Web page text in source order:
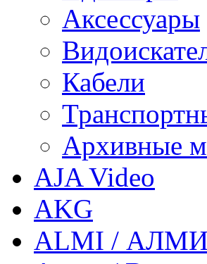
Аксессуары
Кабели
Архивные
AJA Video
AKG
ALMI / АЛМИ